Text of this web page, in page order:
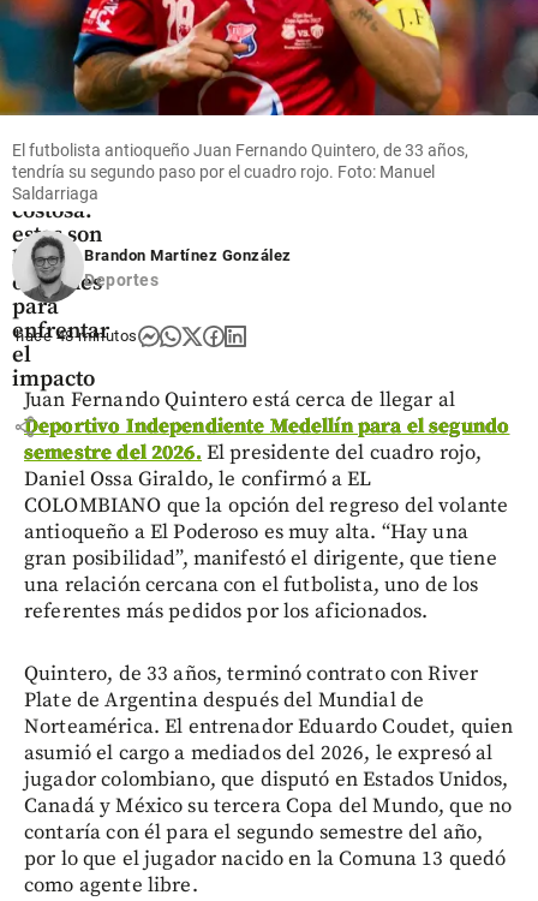
Economía
La
nómina
de las
mipymes
será más
costosa:
estas son
las
opciones
para
enfrentar
el
impacto
share
El futbolista antioqueño Juan Fernando Quintero, de 33 años,
tendría su segundo paso por el cuadro rojo. Foto: Manuel
Saldarriaga
Brandon Martínez González
Deportes
hace 48 minutos
Juan Fernando Quintero está cerca de llegar al
Deportivo Independiente Medellín para el segundo
semestre del 2026. El presidente del cuadro rojo,
Daniel Ossa Giraldo, le confirmó a EL
COLOMBIANO que la opción del regreso del volante
antioqueño a El Poderoso es muy alta. “Hay una
gran posibilidad”, manifestó el dirigente, que tiene
una relación cercana con el futbolista, uno de los
referentes más pedidos por los aficionados.
Quintero, de 33 años, terminó contrato con River
Plate de Argentina después del Mundial de
Norteamérica. El entrenador Eduardo Coudet, quien
asumió el cargo a mediados del 2026, le expresó al
jugador colombiano, que disputó en Estados Unidos,
Canadá y México su tercera Copa del Mundo, que no
contaría con él para el segundo semestre del año,
por lo que el jugador nacido en la Comuna 13 quedó
como agente libre.